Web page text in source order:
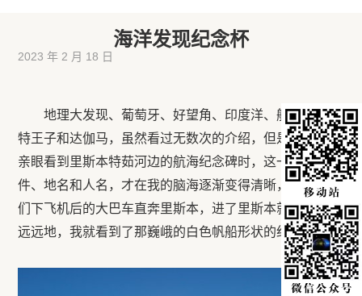
海洋发现纪念杯
2023 年 2 月 18 日
地理大发现、葡萄牙、好望角、印度洋、航海家恩里
特王子和达伽马，虽然看过无数次的介绍，但是只有在我
亲眼看到里斯本特茹河边的航海纪念碑时，这一连串的事
件、地名和人名，才在我的脑海逐渐变得清晰，明了。我
们下飞机后的大巴车直奔里斯本，进了里斯本就去海边。
远远地，我就看到了那巍峨的白色帆船形状的纪念碑。